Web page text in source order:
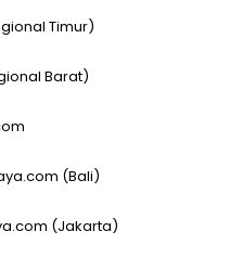
Timur)
Barat)
(Bali)
(Jakarta)